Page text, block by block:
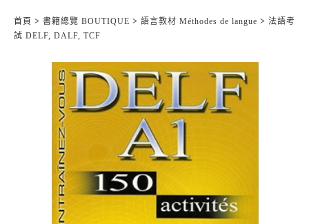
首頁 > 書籍總覽 BOUTIQUE > 語言教材 Méthodes de langue > 法語考
試 DELF, DALF, TCF